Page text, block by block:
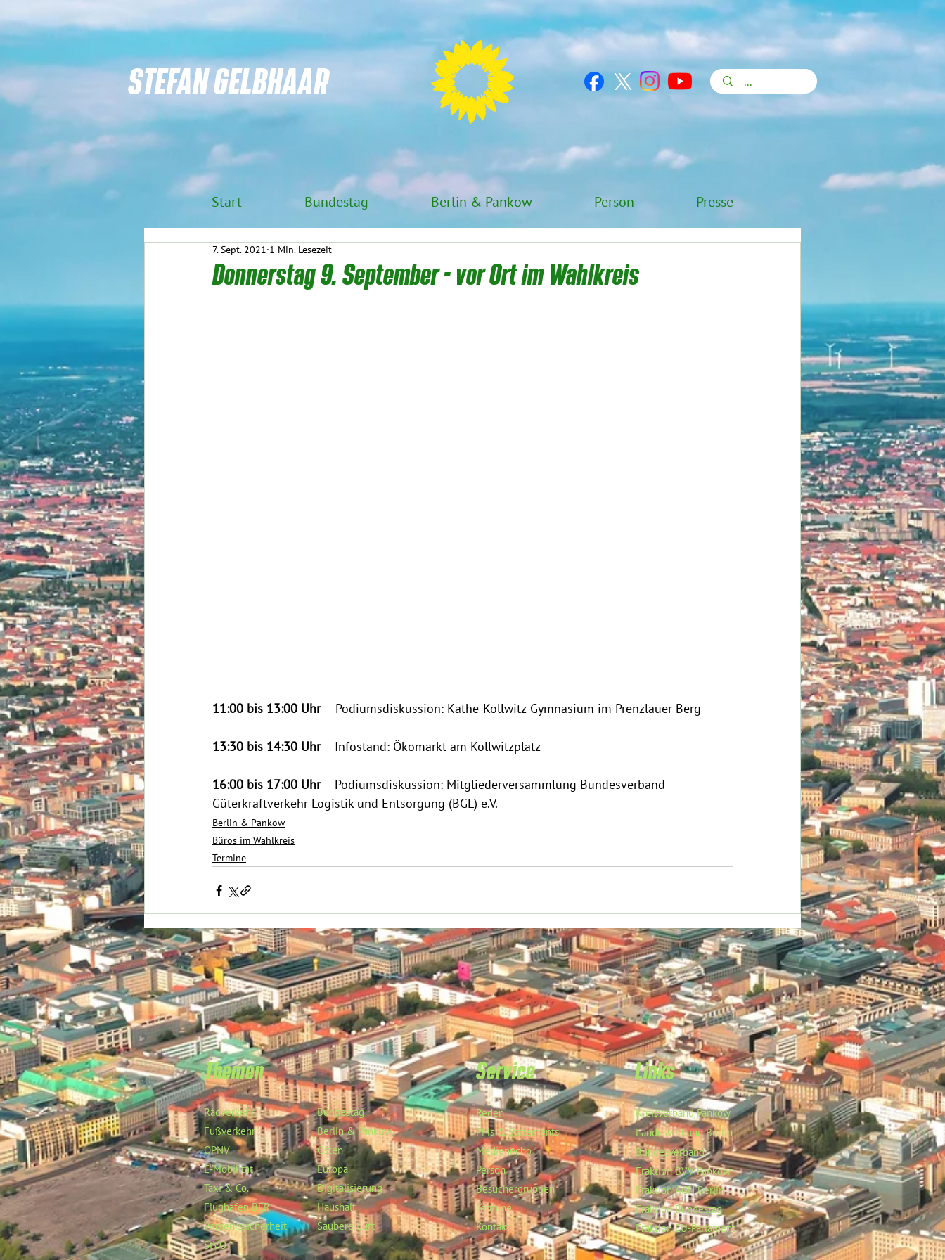
STEFAN GELBHAAR
Donnerstag 9. September - vor Ort im Wahlkreis
7. Sept. 2021 1 Min. Lesezeit
11:00 bis 13:00 Uhr – Podiumsdiskussion: Käthe-Kollwitz-Gymnasium im Prenzlauer Berg
13:30 bis 14:30 Uhr – Infostand: Ökomarkt am Kollwitzplatz
16:00 bis 17:00 Uhr – Podiumsdiskussion: Mitgliederversammlung Bundesverband
Güterkraftverkehr Logistik und Entsorgung (BGL) e.V.
Berlin & Pankow
Büros im Wahlkreis
Termine
Start Bundestag Berlin & Pankow Person Presse
Themen
Radverkehr
Fußverkehr
ÖPNV
E-Mobilität
Taxi & Co.
Flughafen BER
Verkehrssicherheit
StVO
Bundestag
Berlin & Pankow
Osten
Europa
Digitalisierung
Haushalt
Saubere Luft
Service
Reden
PMs & Statements
Medienecho
Person
Besuchergruppen
Termine
Kontakt
Links
Kreisverband Pankow
Landesverband Berlin
Bundesverband
Fraktion BVV Pankow
Fraktion AGH Berlin
Fraktion Bundestag
Fraktion EU-Parlament